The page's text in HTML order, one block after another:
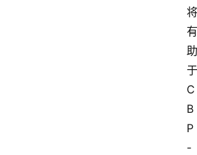
将
有
助
于
C
B
P
-